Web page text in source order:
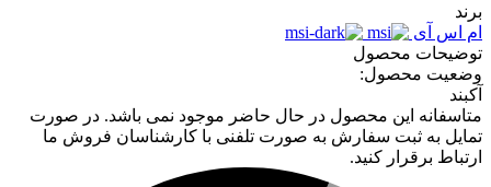
برند
ام اس آی
توضیحات محصول
وضعیت محصول:
آکبند
متاسفانه این محصول در حال حاضر موجود نمی باشد. در صورت
تمایل به ثبت سفارش به صورت تلفنی با کارشناسان فروش ما
ارتباط برقرار کنید.